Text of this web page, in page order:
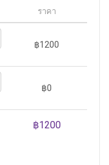
ราคา
฿1200
฿0